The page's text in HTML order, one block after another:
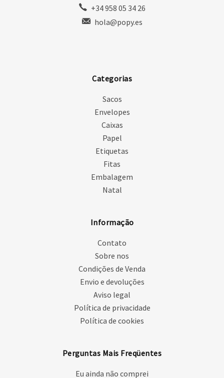
+34 958 05 34 26
hola@popy.es
Categorias
Sacos
Envelopes
Caixas
Papel
Etiquetas
Fitas
Embalagem
Natal
Informação
Contato
Sobre nos
Condições de Venda
Envio e devoluções
Aviso legal
Política de privacidade
Política de cookies
Perguntas Mais Freqüentes
Eu ainda não comprei